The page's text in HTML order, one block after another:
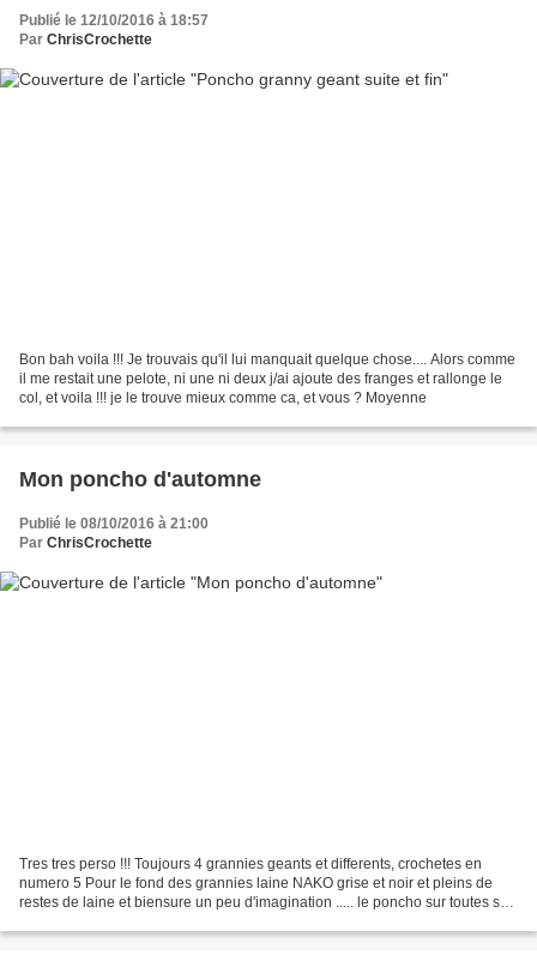
Publié le 12/10/2016 à 18:57
Par ChrisCrochette
Bon bah voila !!! Je trouvais qu'il lui manquait quelque chose.... Alors comme
il me restait une pelote, ni une ni deux j/ai ajoute des franges et rallonge le
col, et voila !!! je le trouve mieux comme ca, et vous ? Moyenne
Mon poncho d'automne
Publié le 08/10/2016 à 21:00
Par ChrisCrochette
Tres tres perso !!! Toujours 4 grannies geants et differents, crochetes en
numero 5 Pour le fond des grannies laine NAKO grise et noir et pleins de
restes de laine et biensure un peu d'imagination ..... le poncho sur toutes ses